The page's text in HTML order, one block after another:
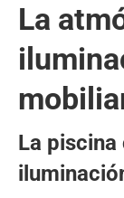
La
La